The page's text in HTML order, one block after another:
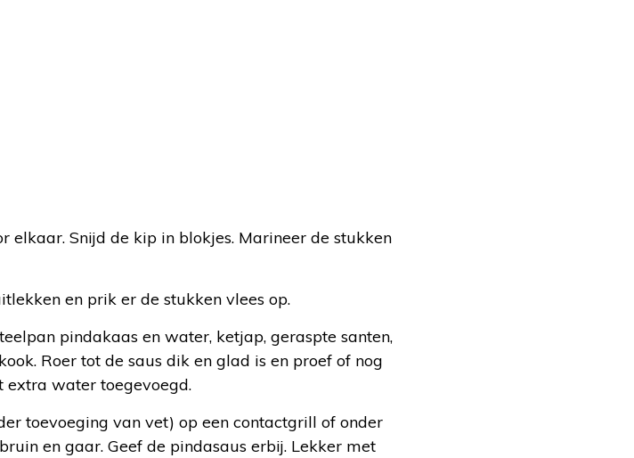
elkaar. Snijd de kip in blokjes. Marineer de stukken
en prik er de stukken vlees op.
pindakaas en water, ketjap, geraspte santen,
Roer tot de saus dik en glad is en proef of nog
water toegevoegd.
toevoeging van vet) op een contactgrill of onder
en gaar. Geef de pindasaus erbij. Lekker met